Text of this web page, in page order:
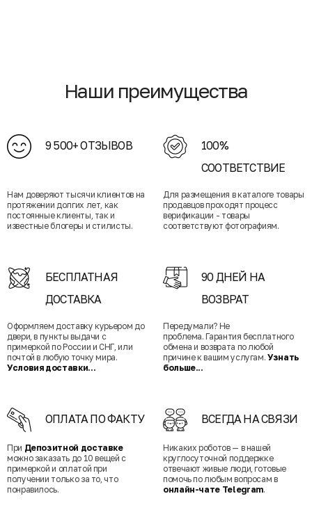
Наши преимущества
9 500+ ОТЗЫВОВ
Нам доверяют тысячи клиентов на
протяжении долгих лет, как
постоянные клиенты, так и
известные блогеры и стилисты.
100%
СООТВЕТСТВИЕ
Для размещения в каталоге товары
продавцов проходят процесс
верификации - товары
соответствуют фотографиям.
БЕСПЛАТНАЯ
ДОСТАВКА
Оформляем доставку курьером до
двери, в пункты выдачи с
примеркой по России и СНГ, или
почтой в любую точку мира.
Условия доставки...
90 ДНЕЙ НА
ВОЗВРАТ
Передумали? Не
проблема. Гарантия бесплатного
обмена и возврата по любой
причине к вашим услугам. Узнать
больше...
ОПЛАТА ПО ФАКТУ
При Депозитной доставке
можно заказать до 10 вещей с
примеркой и оплатой при
получении только за то, что
понравилось.
ВСЕГДА НА СВЯЗИ
Никаких роботов — в нашей
круглосуточной поддержке
отвечают живые люди, готовые
помочь по любым вопросам в
онлайн-чате Telegram.